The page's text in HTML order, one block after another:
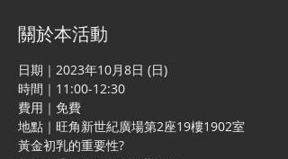
關於本活動
日期｜2023年10月8日 (日)
時間｜11:00-12:30
費用｜免費
地點｜旺角新世紀廣場第2座19樓1902室
黃金初乳的重要性?